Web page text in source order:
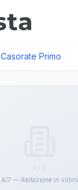
Casorate Primo
A/7 — Abitazione in villini